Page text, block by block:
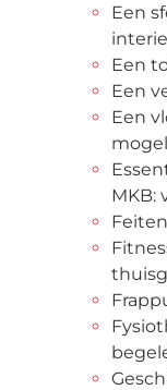
Een
Een
Een
Een
MKB: